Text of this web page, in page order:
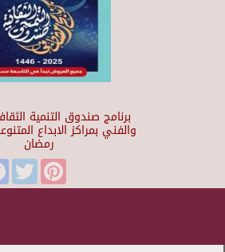
برنامج صندوق التنمية
والفني بمراكز الابداع
رمضان
FacebookTwitterPinterest